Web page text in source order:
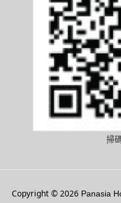
掃
Copyright © 2026 Panasia